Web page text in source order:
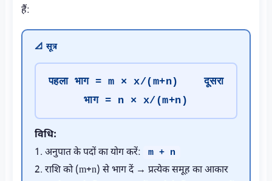
हैं:
📐 सूत्र
पहला भाग = m × x/(m+n) दूसरा
भाग = n × x/(m+n)
विधि:
1. अनुपात के पदों का योग करें:
m + n
2. राशि को (m+n) से भाग दें → प्रत्येक समूह का आकार